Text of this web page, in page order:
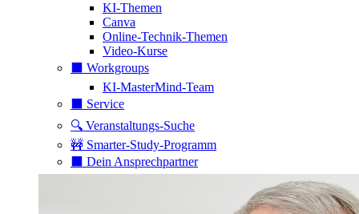
KI-Themen
Canva
Online-Technik-Themen
Video-Kurse
⬛️ Workgroups
KI-MasterMind-Team
⬛️ Service
🔍 Veranstaltungs-Suche
🚧 Smarter-Study-Programm
⬛️ Dein Ansprechpartner